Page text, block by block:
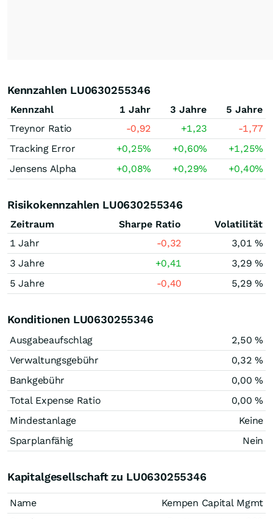
Kennzahlen LU0630255346
Kennzahl 1 Jahr 3 Jahre
5 Jahre
Treynor Ratio
-0,92 +1,23
-1,77
Tracking Error
+0,25% +0,60% +1,25%
Jensens Alpha
+0,08% +0,29% +0,40%
Risikokennzahlen LU0630255346
Zeitraum Sharpe Ratio
Volatilität
1 Jahr
-0,32
3,01 %
3 Jahre
+0,41
3,29 %
5 Jahre
-0,40 5,29 %
Konditionen LU0630255346
Ausgabeaufschlag
2,50 %
Verwaltungsgebühr
0,32 %
Bankgebühr
0,00 %
Total Expense Ratio
0,00 %
Mindestanlage
Keine
Sparplanfähig
Nein
Kapitalgesellschaft zu LU0630255346
Name
Kempen Capital Mgmt